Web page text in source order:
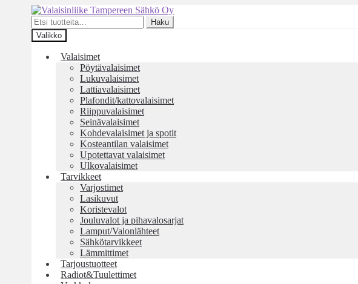
Siirry
navigointiin
Siirry
sisältöön
Etsi:
Haku
Valikko
Valaisimet
Pöytävalaisimet
Lukuvalaisimet
Lattiavalaisimet
Plafondit/kattovalaisimet
Riippuvalaisimet
Seinävalaisimet
Kohdevalaisimet ja spotit
Kosteantilan valaisimet
Upotettavat valaisimet
Ulkovalaisimet
Tarvikkeet
Varjostimet
Lasikuvut
Koristevalot
Jouluvalot ja pihavalosarjat
Lamput/Valonlähteet
Sähkötarvikkeet
Lämmittimet
Tarjoustuotteet
Radiot&Tuulettimet